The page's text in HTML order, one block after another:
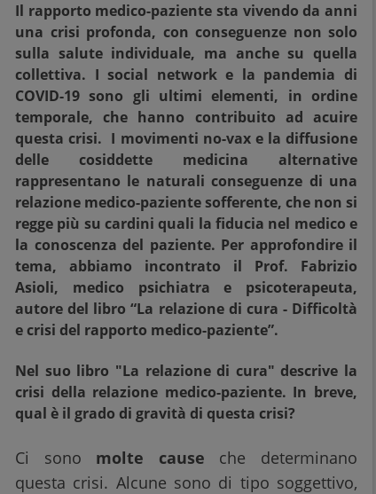
Il rapporto medico-paziente sta vivendo da anni
una crisi profonda, con conseguenze non solo
sulla salute individuale, ma anche su quella
collettiva. I social network e la pandemia di
COVID-19 sono gli ultimi elementi, in ordine
temporale, che hanno contribuito ad acuire
questa crisi. I movimenti no-vax e la diffusione
delle cosiddette medicina alternative
rappresentano le naturali conseguenze di una
relazione medico-paziente sofferente, che non si
regge più su cardini quali la fiducia nel medico e
la conoscenza del paziente. Per approfondire il
tema, abbiamo incontrato il Prof. Fabrizio
Asioli, medico psichiatra e psicoterapeuta,
autore del libro “La relazione di cura - Difficoltà
e crisi del rapporto medico-paziente”.
Nel suo libro "La relazione di cura" descrive la
crisi della relazione medico-paziente. In breve,
qual è il grado di gravità di questa crisi?
Ci sono molte cause che determinano
questa crisi. Alcune sono di tipo soggettivo,